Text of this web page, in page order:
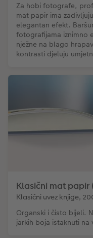
Za hobi fotografe,
mat papir ima
elegantan efekt.
fotografijama iznimno
nježne na blago
kontrasti djeluju
Klasični mat papir
Klasični uvez knjige,
Organski i čisto bijeli.
jarkih boja istaknuti